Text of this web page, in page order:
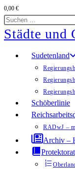
0,00 €
Diese
Website
durchsuchen
Städte und
Sudetenland
Schöberlinie
RADwJ –
Archiv –
Protektorat